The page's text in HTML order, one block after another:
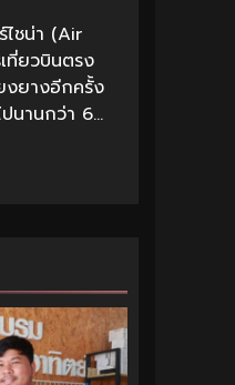
ไชน่า (Air
ที่ยวบินตรง
งยางอีกครั้ง
นานกว่า 6...